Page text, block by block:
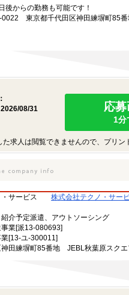
後からの勤務も可能です！
0022 東京都千代田区神田練塀町85
08/31
応
1分
求人は閲覧できませんので、プリン
サービス
株式会社テクノ・サー
介予定派遣、アウトソーシング
業[派13-080693]
[13-ユ-300011]
神田練塀町85番地 JEBL秋葉原スクエ